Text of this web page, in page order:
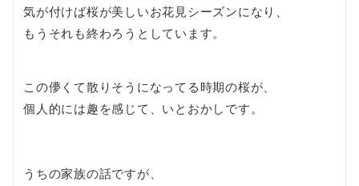
気が付けば桜が美しいお花見シーズンになり、
もうそれも終わろうとしています。
この儚くて散りそうになってる時期の桜が、
個人的には趣を感じて、いとおかしです。
うちの家族の話ですが、